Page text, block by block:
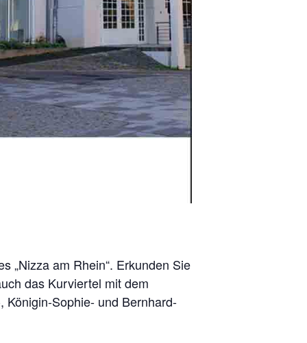
„Nizza am Rhein“. Erkunden Sie
das Kurviertel mit dem
Sophie- und Bernhard-